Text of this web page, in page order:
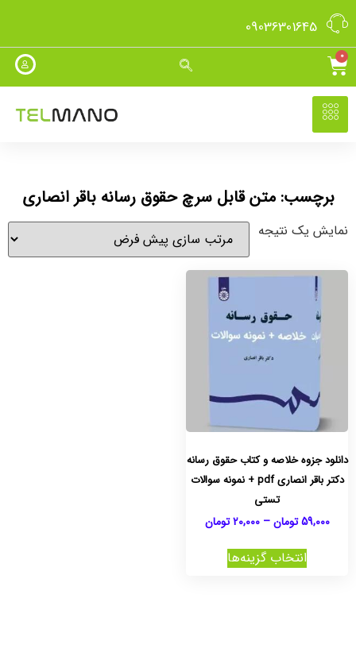
09036301645
0
برچسب: متن قابل سرچ حقوق رسانه باقر انصاری
نمایش یک نتیجه
دانلود جزوه خلاصه و کتاب حقوق رسانه
دکتر باقر انصاری pdf + نمونه سوالات
تستی
59,000 تومان –
20,000 تومان
انتخاب گزینه‌ها